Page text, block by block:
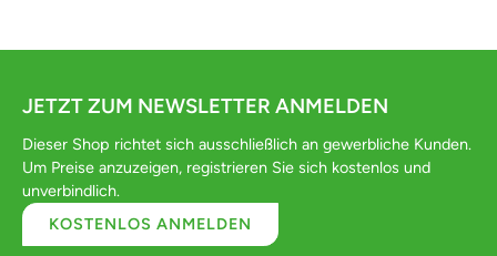
JETZT ZUM NEWSLETTER ANMELDEN
Dieser Shop richtet sich ausschließlich an gewerbliche Kunden.
Um Preise anzuzeigen, registrieren Sie sich kostenlos und
unverbindlich.
KOSTENLOS ANMELDEN